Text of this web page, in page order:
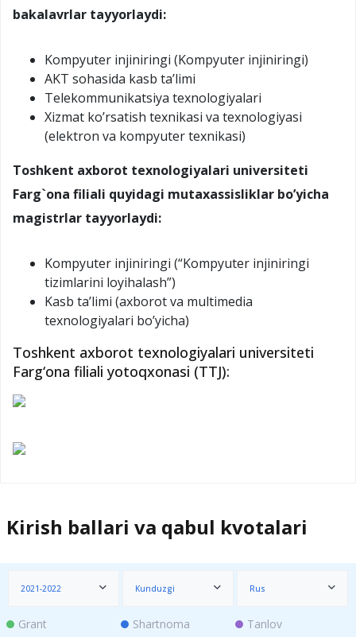
bakalavrlar tayyorlaydi:
Kompyuter injiniringi (Kompyuter injiniringi)
AKT sohasida kasb ta’limi
Telekommunikatsiya texnologiyalari
Xizmat ko’rsatish texnikasi va texnologiyasi
(elektron va kompyuter texnikasi)
Toshkent axborot texnologiyalari universiteti
Farg`ona filiali quyidagi mutaxassisliklar bo’yicha
magistrlar tayyorlaydi:
Kompyuter injiniringi (“Kompyuter injiniringi
tizimlarini loyihalash”)
Kasb ta’limi (axborot va multimedia
texnologiyalari bo’yicha)
Toshkent axborot texnologiyalari universiteti
Farg‘ona filiali yotoqxonasi (TTJ):
Kirish ballari va qabul kvotalari
2021-2022 Kunduzgi Rus
Grant Shartnoma Tanlov